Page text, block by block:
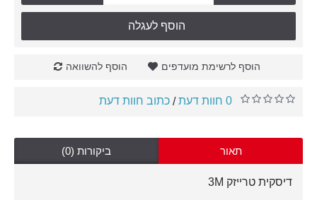
הוסף לעגלה
הוסף לרשימת מועדפים הוסף להשוואה
0 חוות דעת / כתוב חוות דעת
תאור ביקורות (0)
דיסקית טרייזק 3M